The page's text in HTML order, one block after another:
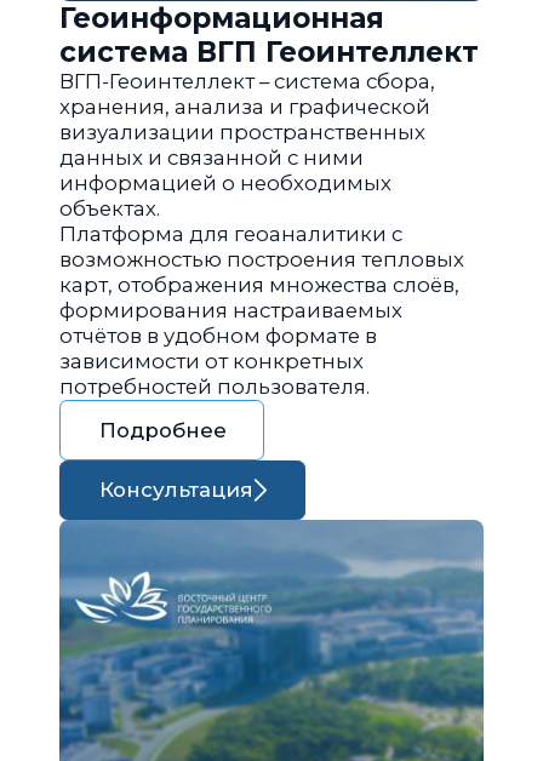
Геоинформационная
система ВГП Геоинтеллект
ВГП-Геоинтеллект – система сбора,
хранения, анализа и графической
визуализации пространственных
данных и связанной с ними
информацией о необходимых
объектах.
Платформа для геоаналитики с
возможностью построения тепловых
карт, отображения множества слоёв,
формирования настраиваемых
отчётов в удобном формате в
зависимости от конкретных
потребностей пользователя.
Подробнее
Консультация